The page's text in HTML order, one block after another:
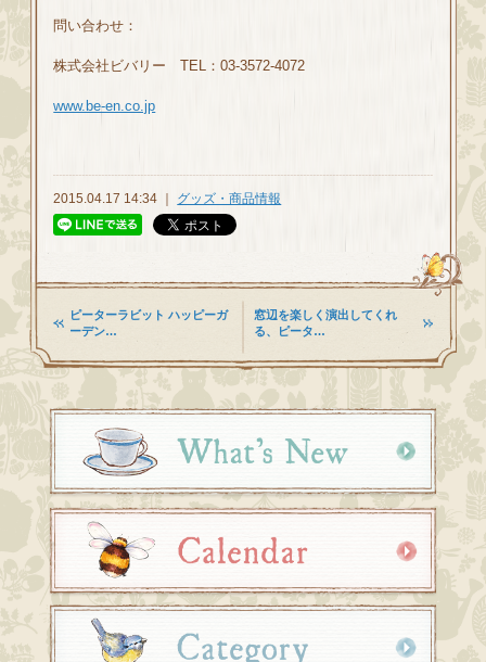
問い合わせ：
株式会社ビバリー TEL：03-3572-4072
www.be-en.co.jp
2015.04.17 14:34 ｜ グッズ・商品情報
ピーターラビット ハッピーガ
ーデン…
窓辺を楽しく演出してくれ
る、ピータ…